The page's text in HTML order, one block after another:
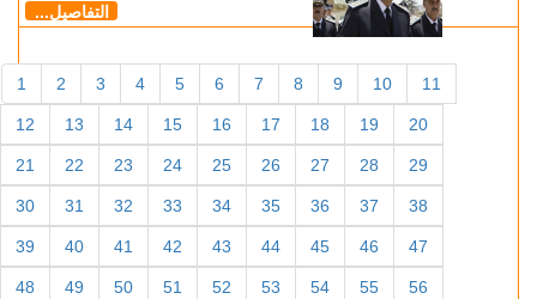
التفاصيل...
1 2 3 4 5 6 7 8 9 10 11
12 13 14 15 16 17 18 19 20
21 22 23 24 25 26 27 28 29
30 31 32 33 34 35 36 37 38
39 40 41 42 43 44 45 46 47
48 49 50 51 52 53 54 55 56